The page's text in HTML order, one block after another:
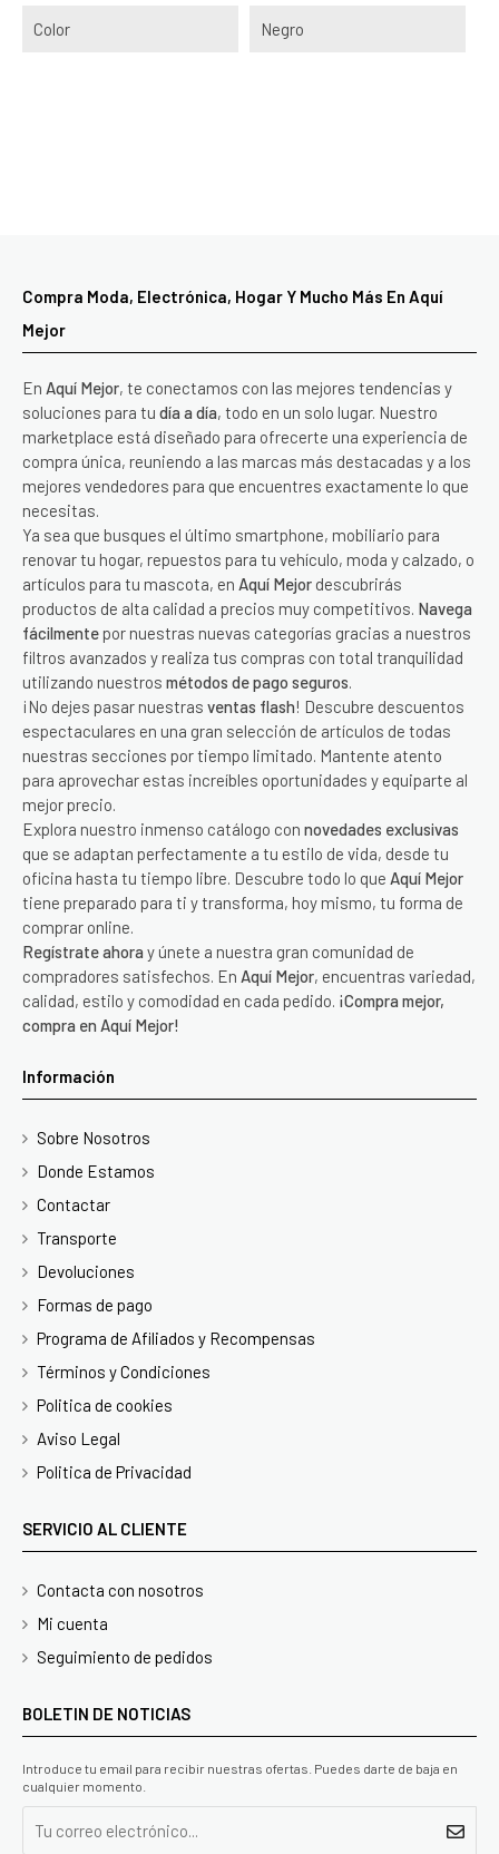
Color Negro
Compra Moda, Electrónica, Hogar Y Mucho Más En Aquí
Mejor
En Aquí Mejor, te conectamos con las mejores tendencias y
soluciones para tu día a día, todo en un solo lugar. Nuestro
marketplace está diseñado para ofrecerte una experiencia de
compra única, reuniendo a las marcas más destacadas y a los
mejores vendedores para que encuentres exactamente lo que
necesitas.
Ya sea que busques el último smartphone, mobiliario para
renovar tu hogar, repuestos para tu vehículo, moda y calzado, o
artículos para tu mascota, en Aquí Mejor descubrirás
productos de alta calidad a precios muy competitivos. Navega
fácilmente por nuestras nuevas categorías gracias a nuestros
filtros avanzados y realiza tus compras con total tranquilidad
utilizando nuestros métodos de pago seguros.
¡No dejes pasar nuestras ventas flash! Descubre descuentos
espectaculares en una gran selección de artículos de todas
nuestras secciones por tiempo limitado. Mantente atento
para aprovechar estas increíbles oportunidades y equiparte al
mejor precio.
Explora nuestro inmenso catálogo con novedades exclusivas
que se adaptan perfectamente a tu estilo de vida, desde tu
oficina hasta tu tiempo libre. Descubre todo lo que Aquí Mejor
tiene preparado para ti y transforma, hoy mismo, tu forma de
comprar online.
Regístrate ahora y únete a nuestra gran comunidad de
compradores satisfechos. En Aquí Mejor, encuentras variedad,
calidad, estilo y comodidad en cada pedido. ¡Compra mejor,
compra en Aquí Mejor!
Información
Sobre Nosotros
Donde Estamos
Contactar
Transporte
Devoluciones
Formas de pago
Programa de Afiliados y Recompensas
Términos y Condiciones
Politica de cookies
Aviso Legal
Politica de Privacidad
SERVICIO AL CLIENTE
Contacta con nosotros
Mi cuenta
Seguimiento de pedidos
BOLETIN DE NOTICIAS
Introduce tu email para recibir nuestras ofertas. Puedes darte de baja en
cualquier momento.